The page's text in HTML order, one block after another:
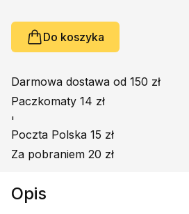
Do koszyka
Darmowa dostawa od 150 zł
Paczkomaty 14 zł
'
Poczta Polska 15 zł
Za pobraniem 20 zł
Opis